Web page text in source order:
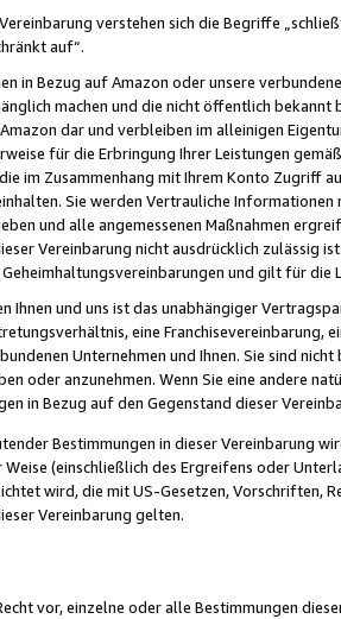
verstehen sich die Begriffe
auf“.
in Bezug auf Amazon oder unsere
machen und die nicht öffentlich
dar und verbleiben im alleinigen
für die Erbringung Ihrer Leistungen
im Zusammenhang mit Ihrem Konto
Sie werden Vertrauliche
und alle angemessenen Maßnahmen
Vereinbarung nicht ausdrücklich zulässig
und gilt für die
Ihnen und uns ist das unabhängiger
eine Franchisevereinbarung,
Unternehmen und Ihnen. Sie sind
oder anzunehmen. Wenn Sie eine andere
in Bezug auf den Gegenstand dieser
Bestimmungen in dieser Vereinbarung
(einschließlich des Ergreifens oder
wird, die mit US-Gesetzen, Vorschriften,
Vereinbarung gelten.
vor, einzelne oder alle Bestimmungen